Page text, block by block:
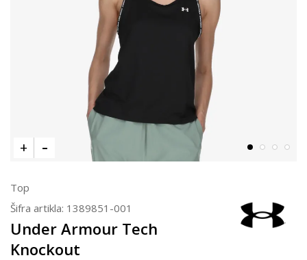
Top
Šifra artikla: 1389851-001
Under Armour Tech
Knockout